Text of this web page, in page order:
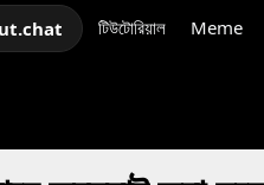
টিউটোরিয়াল Meme